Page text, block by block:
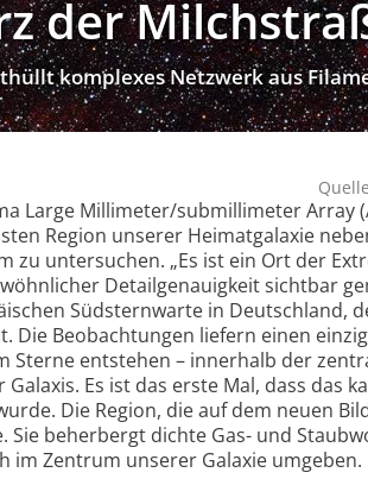
der
kom­ple­xes Netz­werk aus
Large Millimeter/submillimeter Array
Region unserer Heimatgalaxie
zu untersuchen. „Es ist ein Ort der
Detailgenauigkeit sichtbar
Südsternwarte in Deutschland,
Die Beobachtungen liefern einen
Sterne entstehen – innerhalb der
Es ist das erste Mal, dass das
Die Region, die auf dem neuen
Sie beherbergt dichte Gas- und
im Zentrum unserer Galaxie umgeben.